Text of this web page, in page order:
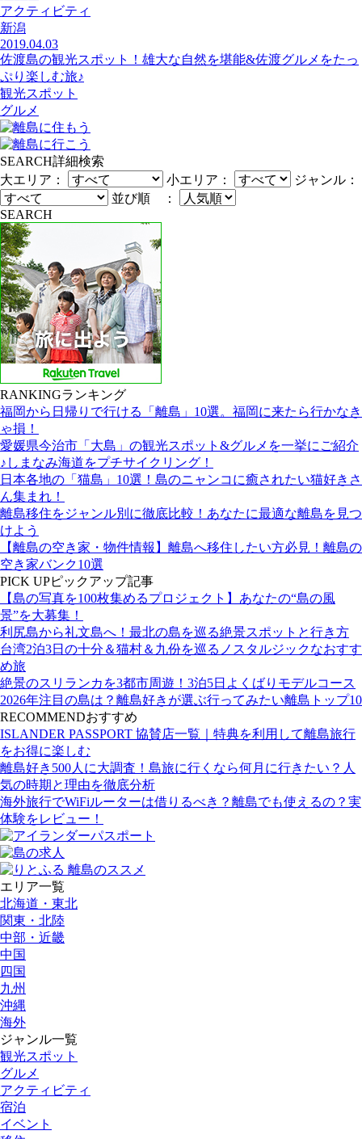
アクティビティ
新潟
2019.04.03
佐渡島の観光スポット！雄大な自然を堪能&佐渡グルメをたっ
ぷり楽しむ旅♪
観光スポット
グルメ
SEARCH詳細検索
大エリア：
小エリア：
ジャンル：
並び順 ：
SEARCH
RANKINGランキング
福岡から日帰りで行ける「離島」10選。福岡に来たら行かなき
ゃ損！
愛媛県今治市「大島」の観光スポット&グルメを一挙にご紹介
♪しまなみ海道をプチサイクリング！
日本各地の「猫島」10選！島のニャンコに癒されたい猫好きさ
ん集まれ！
離島移住をジャンル別に徹底比較！あなたに最適な離島を見つ
けよう
【離島の空き家・物件情報】離島へ移住したい方必見！離島の
空き家バンク10選
PICK UPピックアップ記事
【島の写真を100枚集めるプロジェクト】あなたの“島の風
景”を大募集！
利尻島から礼文島へ！最北の島を巡る絶景スポットと行き方
台湾2泊3日の十分＆猫村＆九份を巡るノスタルジックなおすす
め旅
絶景のスリランカを3都市周遊！3泊5日よくばりモデルコース
2026年注目の島は？離島好きが選ぶ行ってみたい離島トップ10
RECOMMENDおすすめ
ISLANDER PASSPORT 協賛店一覧｜特典を利用して離島旅行
をお得に楽しむ
離島好き500人に大調査！島旅に行くなら何月に行きたい？人
気の時期と理由を徹底分析
海外旅行でWiFiルーターは借りるべき？離島でも使えるの？実
体験をレビュー！
エリア一覧
北海道・東北
関東・北陸
中部・近畿
中国
四国
九州
沖縄
海外
ジャンル一覧
観光スポット
グルメ
アクティビティ
宿泊
イベント